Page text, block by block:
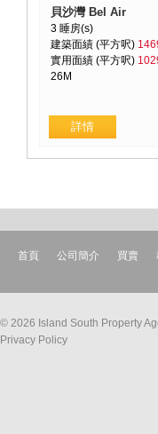
貝沙灣 Bel Air
3 睡房(s)
建築面績 (平方呎)
實用面績 (平方呎)
26M
首頁 公司簡介 買賣
© 2026 Island South Property
Privacy Policy